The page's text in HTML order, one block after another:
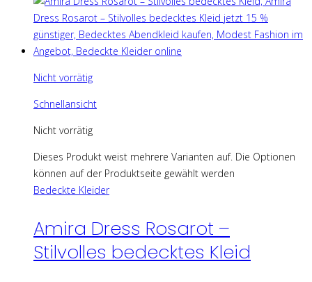
Nicht vorrätig
Schnellansicht
Nicht vorrätig
Dieses Produkt weist mehrere Varianten auf. Die Optionen
können auf der Produktseite gewählt werden
Bedeckte Kleider
Amira Dress Rosarot –
Stilvolles bedecktes Kleid